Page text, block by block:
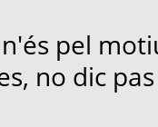
pel
no dic